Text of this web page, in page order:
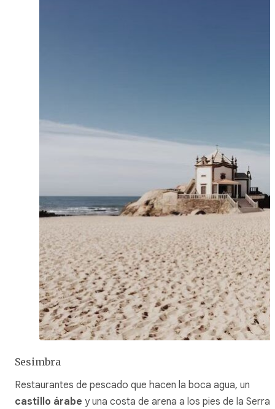
Sesimbra
Restaurantes de pescado que hacen la boca agua, un
castillo árabe y una costa de arena a los pies de la Serra